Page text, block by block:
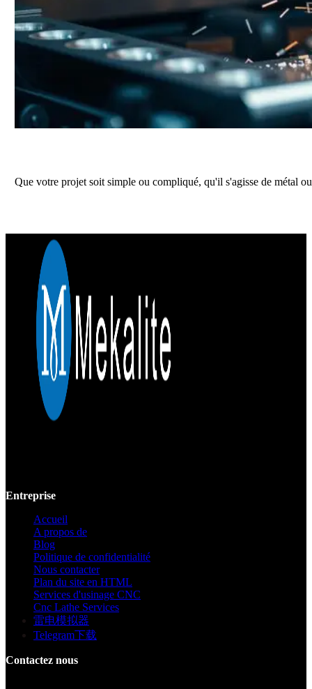
Que votre projet soit simple ou compliqué, qu'il s'agisse de métal
Entreprise
Accueil
A propos de
Blog
Politique de confidentialité
Nous contacter
Plan du site en HTML
Services d'usinage CNC
Cnc Lathe Services
雷电模拟器
Telegram下载
Contactez nous